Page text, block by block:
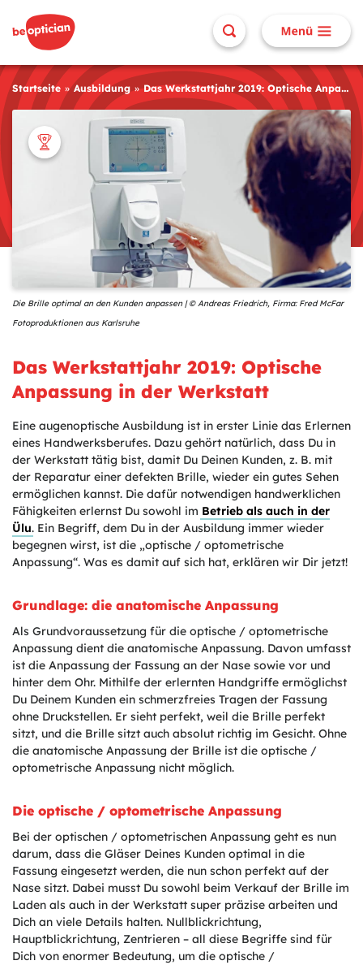
Startseite Ausbildung Das Werkstattjahr 2019: Optische Anpassung in der Werkstatt
Die Brille optimal an den Kunden anpassen | © Andreas Friedrich, Firma: Fred McFar
Fotoproduktionen aus Karlsruhe
Das Werkstattjahr 2019: Optische
Anpassung in der Werkstatt
Eine augenoptische Ausbildung ist in erster Linie das Erlernen
eines Handwerksberufes. Dazu gehört natürlich, dass Du in
der Werkstatt tätig bist, damit Du Deinen Kunden, z. B. mit
der Reparatur einer defekten Brille, wieder ein gutes Sehen
ermöglichen kannst. Die dafür notwendigen handwerklichen
Fähigkeiten erlernst Du sowohl im Betrieb als auch in der
Ülu. Ein Begriff, dem Du in der Ausbildung immer wieder
begegnen wirst, ist die „optische / optometrische
Anpassung“. Was es damit auf sich hat, erklären wir Dir jetzt!
Grundlage: die anatomische Anpassung
Als Grundvoraussetzung für die optische / optometrische
Anpassung dient die anatomische Anpassung. Davon umfasst
ist die Anpassung der Fassung an der Nase sowie vor und
hinter dem Ohr. Mithilfe der erlernten Handgriffe ermöglichst
Du Deinem Kunden ein schmerzfreies Tragen der Fassung
ohne Druckstellen. Er sieht perfekt, weil die Brille perfekt
sitzt, und die Brille sitzt auch absolut richtig im Gesicht. Ohne
die anatomische Anpassung der Brille ist die optische /
optometrische Anpassung nicht möglich.
Die optische / optometrische Anpassung
Bei der optischen / optometrischen Anpassung geht es nun
darum, dass die Gläser Deines Kunden optimal in die
Fassung eingesetzt werden, die nun schon perfekt auf der
Nase sitzt. Dabei musst Du sowohl beim Verkauf der Brille im
Laden als auch in der Werkstatt super präzise arbeiten und
Dich an viele Details halten. Nullblickrichtung,
Hauptblickrichtung, Zentrieren – all diese Begriffe sind für
Dich von enormer Bedeutung, um die optische /